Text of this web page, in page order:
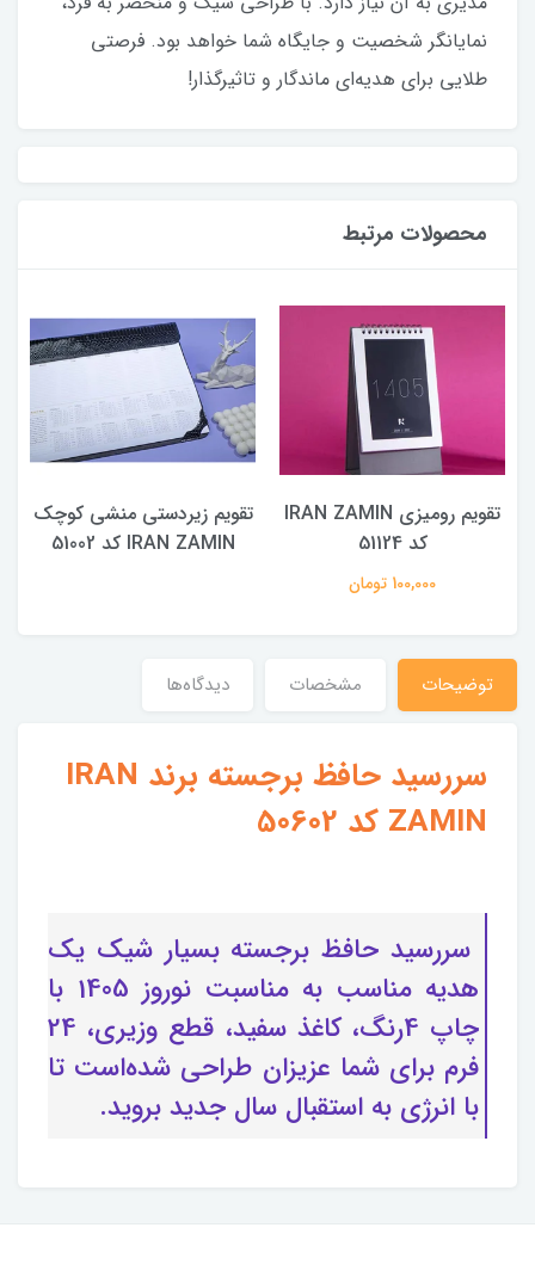
نمایانگر شخصیت و جایگاه شما خواهد بود. فرصتی
طلایی برای هدیه‌ای ماندگار و تاثیرگذار!
محصولات مرتبط
تقویم رومیزی IRAN ZAMIN
کد 51124
100,000 تومان
تقویم زیردستی منشی کوچک
IRAN ZAMIN کد 51002
توضیحات مشخصات دیدگاه‌ها
سررسید حافظ برجسته برند IRAN
ZAMIN کد 50602
سررسید حافظ برجسته بسیار شیک یک
هدیه مناسب به مناسبت نوروز 1405 با
چاپ 4رنگ، کاغذ سفید، قطع وزیری، 24
فرم برای شما عزیزان طراحی شده‌است تا
با انرژی به استقبال سال جدید بروید.